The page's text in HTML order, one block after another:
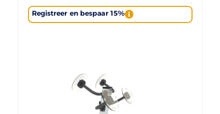
Registreer en bespaar 15%